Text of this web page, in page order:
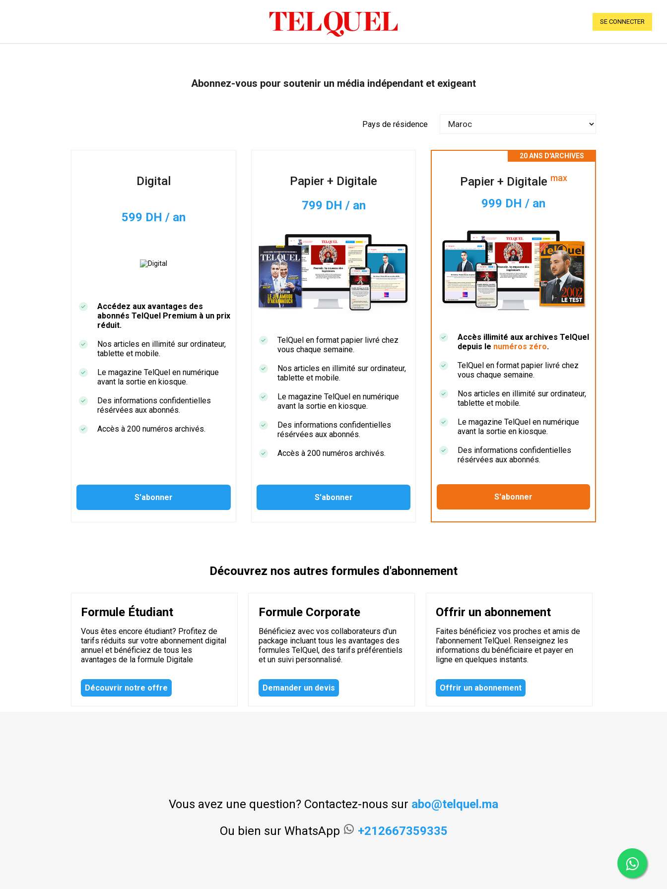
SE CONNECTER
Abonnez-vous pour soutenir un média indépendant et exigeant
Pays de résidence
Digital
599 DH / an
Accédez aux avantages des
abonnés TelQuel Premium à un prix
réduit.
Nos articles en illimité sur ordinateur,
tablette et mobile.
Le magazine TelQuel en numérique
avant la sortie en kiosque.
Des informations confidentielles
résérvées aux abonnés.
Accès à 200 numéros archivés.
Papier + Digitale
799 DH / an
TelQuel en format papier livré chez
vous chaque semaine.
Nos articles en illimité sur ordinateur,
tablette et mobile.
Le magazine TelQuel en numérique
avant la sortie en kiosque.
Des informations confidentielles
résérvées aux abonnés.
Accès à 200 numéros archivés.
Papier + Digitale max
999 DH / an
Accès illimité aux archives TelQuel
depuis le numéros zéro.
TelQuel en format papier livré chez
vous chaque semaine.
Nos articles en illimité sur ordinateur,
tablette et mobile.
Le magazine TelQuel en numérique
avant la sortie en kiosque.
Des informations confidentielles
résérvées aux abonnés.
Découvrez nos autres formules d'abonnement
Formule Étudiant
Vous êtes encore étudiant? Profitez de
tarifs réduits sur votre abonnement digital
annuel et bénéficiez de tous les
avantages de la formule Digitale
Découvrir notre offre
Formule Corporate
Bénéficiez avec vos collaborateurs d'un
package incluant tous les avantages des
formules TelQuel, des tarifs préférentiels
et un suivi personnalisé.
Demander un devis
Offrir un abonnement
Faites bénéficiez vos proches et amis de
l'abonnement TelQuel. Renseignez les
informations du bénéficiaire et payer en
ligne en quelques instants.
Offrir un abonnement
Vous avez une question? Contactez-nous sur abo@telquel.ma
Ou bien sur WhatsApp
+212667359335